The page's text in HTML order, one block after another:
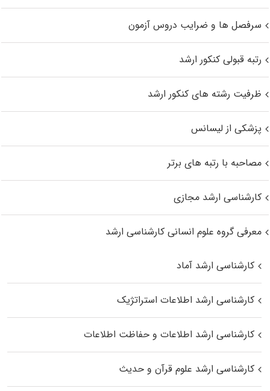
سرفصل ها و ضرایب دروس آزمون
رتبه قبولی کنکور ارشد
ظرفیت رشته های کنکور ارشد
پزشکی از لیسانس
مصاحبه با رتبه های برتر
کارشناسی ارشد مجازی
معرفی گروه علوم انسانی کارشناسی ارشد
کارشناسی ارشد آماد
کارشناسی ارشد اطلاعات استراتژیک
کارشناسی ارشد اطلاعات و حفاظت اطلاعات
کارشناسی ارشد علوم قرآن و حدیث